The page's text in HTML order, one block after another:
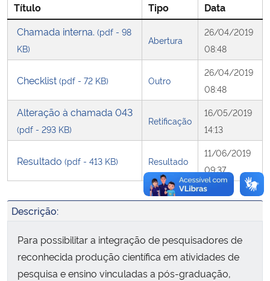
Secretaria-Geral
Secretaria de Governo
Título Tipo
Data
Chamada interna. (pdf - 98
KB)
Abertura
26/04/2019
08:48
Checklist (pdf - 72 KB) Outro
26/04/2019
08:48
Alteração à chamada 043
(pdf - 293 KB)
Retificação
16/05/2019
14:13
Resultado (pdf - 413 KB) Resultado
11/06/2019
09:37
Descrição:
Para possibilitar a integração de pesquisadores de
reconhecida produção científica em atividades de
pesquisa e ensino vinculadas a pós-graduação,